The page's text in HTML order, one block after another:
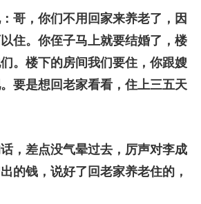
哥，你们不用回家来养老了，因
住。你侄子马上就要结婚了，楼
们。楼下的房间我们要住，你跟嫂
要是想回老家看看，住上三五天
，差点没气晕过去，厉声对李成
的钱，说好了回老家养老住的，